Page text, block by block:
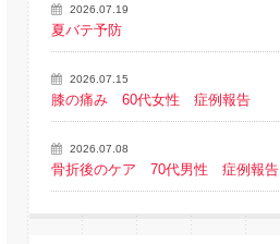
2026.07.19
夏バテ予防
2026.07.15
膝の痛み 60代女性 症例報告
2026.07.08
骨折後のケア 70代男性 症例報告